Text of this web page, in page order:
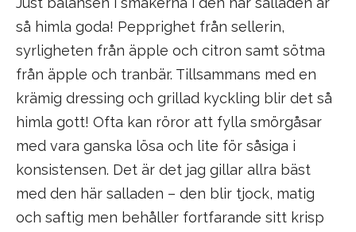
så himla goda! Pepprighet från sellerin,
syrligheten från äpple och citron samt sötma
från äpple och tranbär. Tillsammans med en
krämig dressing och grillad kyckling blir det så
himla gott! Ofta kan röror att fylla smörgåsar
med vara ganska lösa och lite för såsiga i
konsistensen. Det är det jag gillar allra bäst
med den här salladen – den blir tjock, matig
och saftig men behåller fortfarande sitt krisp